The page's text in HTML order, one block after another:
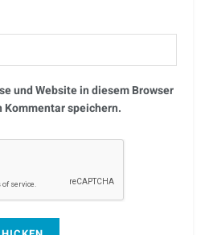
und Website in diesem Browser
speichern.